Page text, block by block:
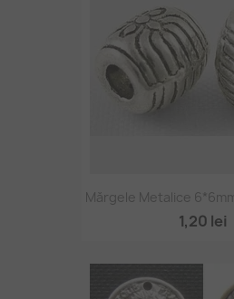
Mărgele Metalice
1,20 lei